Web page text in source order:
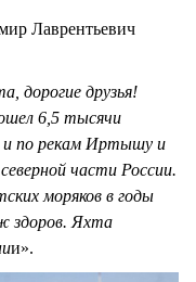
Лаврентьевич
дорогие друзья!
6,5 тысячи
и по рекам Иртышу и
части России.
моряков в годы
здоров. Яхта
и».